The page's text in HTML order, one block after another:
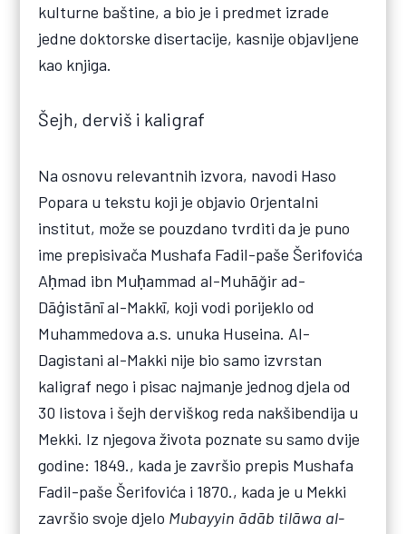
kulturne baštine, a bio je i predmet izrade
jedne doktorske disertacije, kasnije objavljene
kao knjiga.
Šejh, derviš i kaligraf
Na osnovu relevantnih izvora, navodi Haso
Popara u tekstu koji je objavio Orjentalni
institut, može se pouzdano tvrditi da je puno
ime prepisivača Mushafa Fadil-paše Šerifovića
Aḥmad ibn Muḥammad al-Muhāğir ad-
Dāġistānī al-Makkī, koji vodi porijeklo od
Muhammedova a.s. unuka Huseina. Al-
Dagistani al-Makki nije bio samo izvrstan
kaligraf nego i pisac najmanje jednog djela od
30 listova i šejh derviškog reda nakšibendija u
Mekki. Iz njegova života poznate su samo dvije
godine: 1849., kada je završio prepis Mushafa
Fadil-paše Šerifovića i 1870., kada je u Mekki
završio svoje djelo Mubayyin ādāb tilāwa al-